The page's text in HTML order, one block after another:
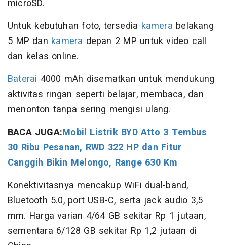
microSD.
Untuk kebutuhan foto, tersedia kamera belakang
5 MP dan kamera depan 2 MP untuk video call
dan kelas online.
Baterai 4000 mAh disematkan untuk mendukung
aktivitas ringan seperti belajar, membaca, dan
menonton tanpa sering mengisi ulang.
BACA JUGA:Mobil Listrik BYD Atto 3 Tembus
30 Ribu Pesanan, RWD 322 HP dan Fitur
Canggih Bikin Melongo, Range 630 Km
Konektivitasnya mencakup WiFi dual-band,
Bluetooth 5.0, port USB-C, serta jack audio 3,5
mm. Harga varian 4/64 GB sekitar Rp 1 jutaan,
sementara 6/128 GB sekitar Rp 1,2 jutaan di